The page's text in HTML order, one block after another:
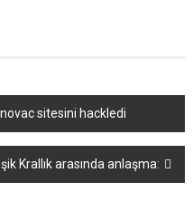
sitesini hackledi
Krallık arasında anlaşma: